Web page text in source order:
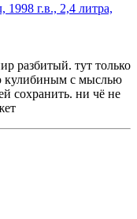
1998 г.в., 2,4 литра,
разбитый. тут только
кулибиным с мыслью
сохранить. ни чё не